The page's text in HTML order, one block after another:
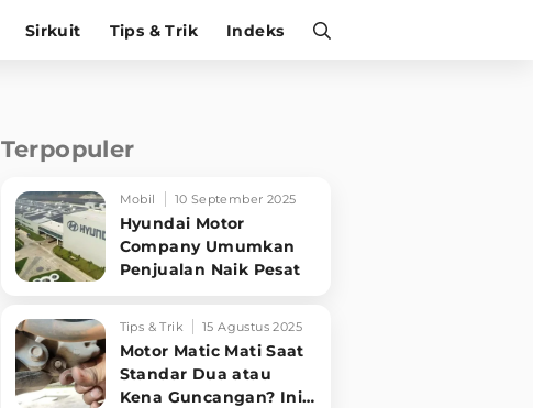
Sirkuit Tips & Trik Indeks
Terpopuler
Mobil 10 September 2025
Hyundai Motor
Company Umumkan
Penjualan Naik Pesat
Tips & Trik 15 Agustus 2025
Motor Matic Mati Saat
Standar Dua atau
Kena Guncangan? Ini